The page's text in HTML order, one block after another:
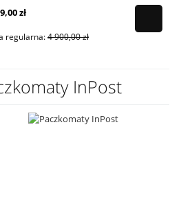
zł
regularna:4 900,00 zł
InPost